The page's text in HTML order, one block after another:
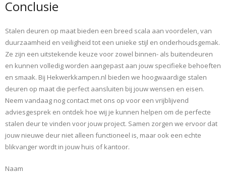
Conclusie
Stalen deuren op maat bieden een breed scala aan voordelen, van
duurzaamheid en veiligheid tot een unieke stijl en onderhoudsgemak.
Ze zijn een uitstekende keuze voor zowel binnen- als buitendeuren
en kunnen volledig worden aangepast aan jouw specifieke behoeften
en smaak. Bij Hekwerkkampen.nl bieden we hoogwaardige stalen
deuren op maat die perfect aansluiten bij jouw wensen en eisen.
Neem vandaag nog contact met ons op voor een vrijblijvend
adviesgesprek en ontdek hoe wij je kunnen helpen om de perfecte
stalen deur te vinden voor jouw project. Samen zorgen we ervoor dat
jouw nieuwe deur niet alleen functioneel is, maar ook een echte
blikvanger wordt in jouw huis of kantoor.
Naam